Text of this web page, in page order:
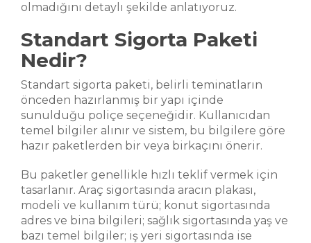
olmadığını detaylı şekilde anlatıyoruz.
Standart Sigorta Paketi
Nedir?
Standart sigorta paketi, belirli teminatların
önceden hazırlanmış bir yapı içinde
sunulduğu poliçe seçeneğidir. Kullanıcıdan
temel bilgiler alınır ve sistem, bu bilgilere göre
hazır paketlerden bir veya birkaçını önerir.
Bu paketler genellikle hızlı teklif vermek için
tasarlanır. Araç sigortasında aracın plakası,
modeli ve kullanım türü; konut sigortasında
adres ve bina bilgileri; sağlık sigortasında yaş ve
bazı temel bilgiler; iş yeri sigortasında ise